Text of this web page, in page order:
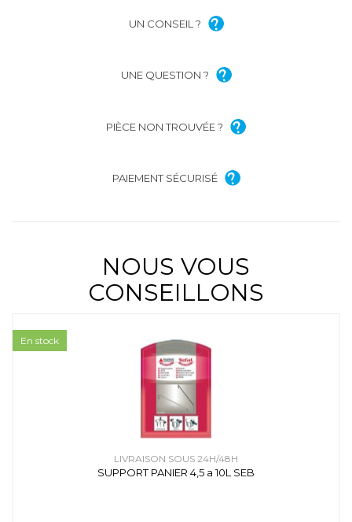
UN CONSEIL ?
UNE QUESTION ?
PIÈCE NON TROUVÉE ?
PAIEMENT SÉCURISÉ
NOUS VOUS
CONSEILLONS
LIVRAISON SOUS 24H/48H
SUPPORT PANIER 4,5 a 10L SEB
En stock